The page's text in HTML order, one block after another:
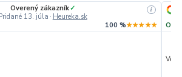
Overený zákazník✓
13. júla · Heureka.sk
i
100 %★★★★★